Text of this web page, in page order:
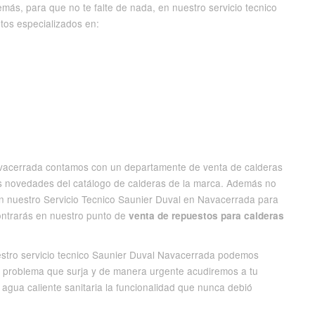
para que no te falte de nada, en nuestro servicio tecnico
especializados en:
contamos con un departamente de venta de calderas
del catálogo de calderas de la marca. Además no
Servicio Tecnico Saunier Duval en Navacerrada para
en nuestro punto de venta de repuestos para calderas
servicio tecnico Saunier Duval Navacerrada podemos
que surja y de manera urgente acudiremos a tu
caliente sanitaria la funcionalidad que nunca debió